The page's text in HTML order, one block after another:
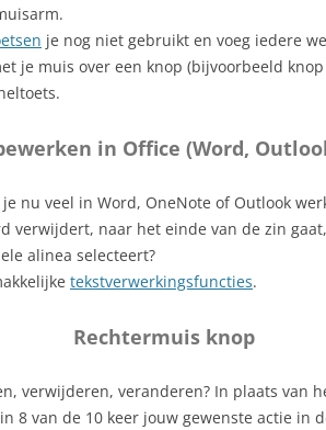
je nog niet gebruikt en voeg iedere
je muis over een knop (bijvoorbeeld
in Office (Word,
nu veel in Word, OneNote of Outlook
verwijdert, naar het einde van de zin
alinea selecteert?
tekstverwerkingsfuncties.
Rechtermuis knop
verwijderen, veranderen? In plaats van
8 van de 10 keer jouw gewenste actie in